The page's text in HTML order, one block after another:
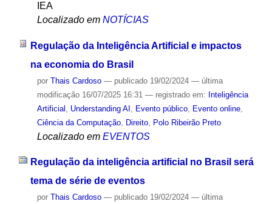
IEA
Localizado em NOTÍCIAS
Regulação da Inteligência Artificial e impactos
na economia do Brasil
por Thais Cardoso — publicado19/02/2024 — última
modificação16/07/2025 16:31 — registrado em: Inteligência
Artificial
Understanding AI Evento público, Evento online,
Ciência da Computação, Direito, Polo Ribeirão Preto
Localizado em EVENTOS
Regulação da inteligência artificial no Brasil será
tema de série de eventos
por Thais Cardoso — publicado19/02/2024 — última